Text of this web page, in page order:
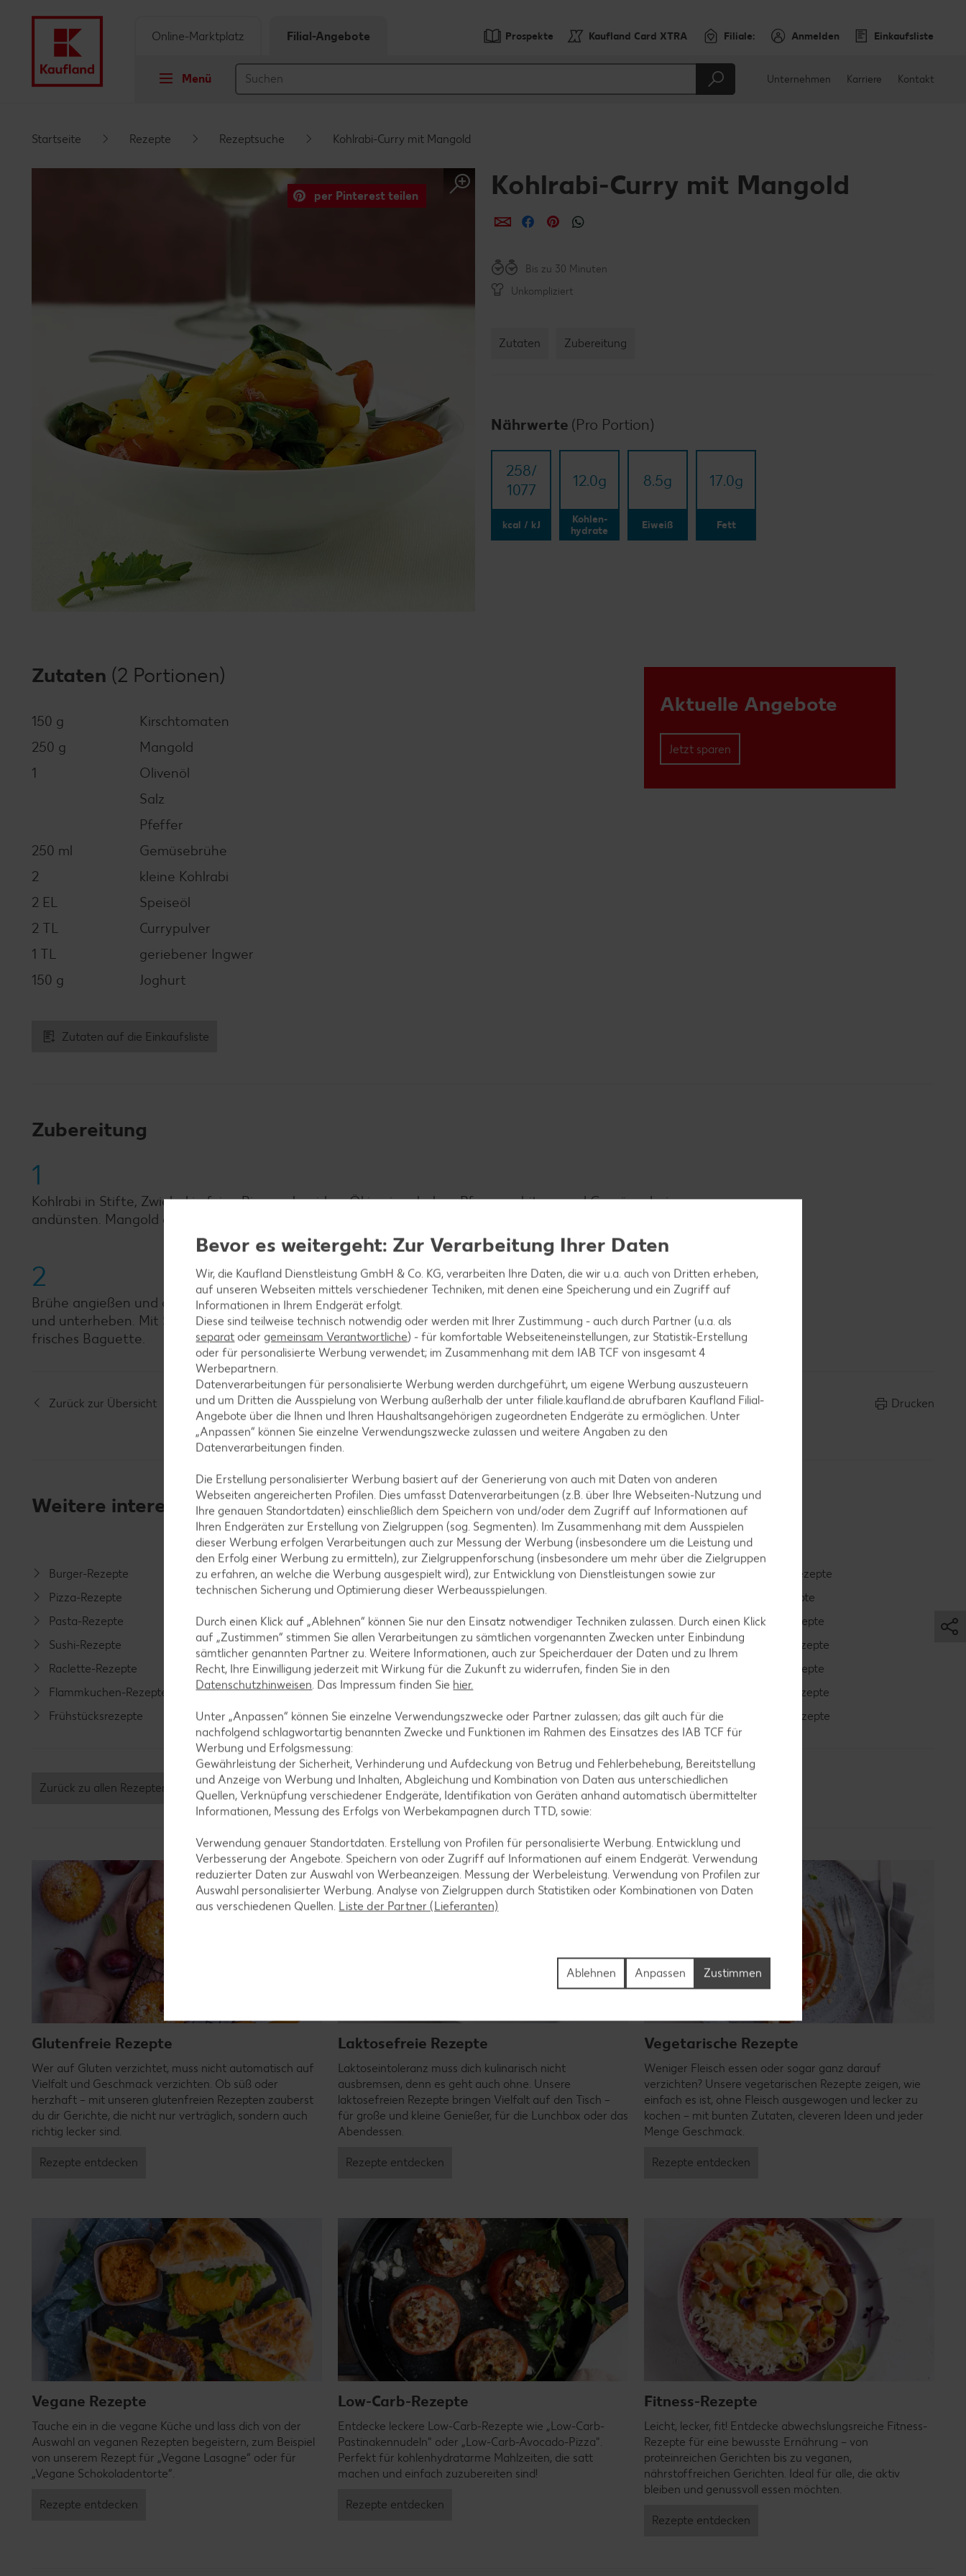
Prospekte Kaufland Card XTRA Filiale: Anmelden Einkaufsliste
Menü
Online-Marktplatz Filial-Angebote
Unternehmen Karriere Kontakt
Startseite Rezepte Rezeptsuche Kohlrabi-Curry mit Mangold
per Pinterest teilen Kohlrabi-Curry mit Mangold
per E-Mail teilen
per Facebook teilen
per Pinterest teilen
Bis zu 30 Minuten
Unkompliziert
Zutaten Zubereitung
Nährwerte (Pro Portion)
258/​
1077
kcal / kJ
12.0g
Kohlen-
hydrate
8.5g
Eiweiß
17.0g
Fett
Aktuelle Angebote
Jetzt sparen
Zutaten (2 Portionen)
150 g
Kirschtomaten
250 g
Mangold
1
Olivenöl
Salz
Pfeffer
250 ml
Gemüsebrühe
2
kleine Kohlrabi
2 EL
Speiseöl
2 TL
Currypulver
1 TL
geriebener Ingwer
150 g
Joghurt
Zutaten auf die Einkaufsliste
Zubereitung
1
Kohlrabi in Stifte, Zwiebel in feine Ringe schneiden. Öl in einer hohen Pfanne erhitzen und Gemüse darin
andünsten. Mangold grob hacken, untermischen und mit Ingwer und Curry abschmecken.
2
Brühe angießen und alles bei schwacher Hitze ca. 8-10 Minuten zugedeckt garen. Kirschtomaten halbieren
und unterheben. Mit Salz und Pfeffer würzen und mit einem Klecks Joghurt servieren. Dazu schmeckt
frisches Baguette.
Zurück zur Übersicht Drucken
Weitere interessante Rezeptkategorien
Burger-Rezepte
Pizza-Rezepte
Pasta-Rezepte
Sushi-Rezepte
Raclette-Rezepte
Flammkuchen-Rezepte
Frühstücksrezepte
Salat-Rezepte
Spargel-Rezepte
Fleisch-Rezepte
Fisch-Rezepte
Geflügel-Rezepte
Lamm-Rezepte
Grill-Rezepte
Muffin-Rezepte
Apfelkuchen-Rezepte
Schokokuchen-Rezepte
Torten-Rezepte
Eis-Rezepte
Plätzchen-Rezepte
Smoothie-Rezepte
Bowle-Rezepte
Cocktail-Rezepte
Avocado-Rezepte
Erdbeer-Rezepte
Blaubeer-Rezepte
Bananen-Rezepte
Zurück zu allen Rezepten
Glutenfreie Rezepte
Wer auf Gluten verzichtet, muss nicht automatisch auf
Vielfalt und Geschmack verzichten. Ob süß oder
herzhaft – mit unseren glutenfreien Rezepten zauberst
du dir Gerichte, die nicht nur verträglich, sondern auch
richtig lecker sind.
Rezepte entdecken
Laktosefreie Rezepte
Laktoseintoleranz muss dich kulinarisch nicht
ausbremsen, denn es geht auch ohne. Unsere
laktosefreien Rezepte bringen Vielfalt auf den Tisch –
für große und kleine Genießer, für die Lunchbox oder das
Abendessen.
Rezepte entdecken
Vegetarische Rezepte
Weniger Fleisch essen oder sogar ganz darauf
verzichten? Unsere vegetarischen Rezepte zeigen, wie
einfach es ist, ohne Fleisch ausgewogen und lecker zu
kochen – mit bunten Zutaten, cleveren Ideen und jeder
Menge Geschmack.
Rezepte entdecken
Vegane Rezepte
Tauche ein in die vegane Küche und lass dich von der
Auswahl an veganen Rezepten begeistern, zum Beispiel
von unserem Rezept für „Vegane Lasagne“ oder für
„Vegane Schokoladentorte“.
Rezepte entdecken
Low-Carb-Rezepte
Entdecke leckere Low-Carb-Rezepte wie „Low-Carb-
Pastinakennudeln" oder „Low-Carb-Avocado-Pizza".
Perfekt für kohlenhydratarme Mahlzeiten, die satt
machen und einfach zuzubereiten sind!
Rezepte entdecken
Fitness-Rezepte
Leicht, lecker, fit! Entdecke abwechslungsreiche Fitness-
Rezepte für eine bewusste Ernährung – von
proteinreichen Gerichten bis zu veganen,
nährstoffreichen Gerichten. Ideal für alle, die aktiv
bleiben und genussvoll essen möchten.
Rezepte entdecken
Bevor es weitergeht: Zur Verarbeitung Ihrer Daten
Wir, die Kaufland Dienstleistung GmbH & Co. KG, verarbeiten Ihre Daten, die wir u.a. auch von Dritten erheben,
auf unseren Webseiten mittels verschiedener Techniken, mit denen eine Speicherung und ein Zugriff auf
Informationen in Ihrem Endgerät erfolgt.
Diese sind teilweise technisch notwendig oder werden mit Ihrer Zustimmung - auch durch Partner (u.a. als
separat oder gemeinsam Verantwortliche) - für komfortable Webseiteneinstellungen, zur Statistik-Erstellung
oder für personalisierte Werbung verwendet; im Zusammenhang mit dem IAB TCF von insgesamt4
Werbepartnern.
Datenverarbeitungen für personalisierte Werbung werden durchgeführt, um eigene Werbung auszusteuern
und um Dritten die Ausspielung von Werbung außerhalb der unter filiale.kaufland.de abrufbaren Kaufland Filial-
Angebote über die Ihnen und Ihren Haushaltsangehörigen zugeordneten Endgeräte zu ermöglichen. Unter
„Anpassen“ können Sie einzelne Verwendungszwecke zulassen und weitere Angaben zu den
Datenverarbeitungen finden.
Die Erstellung personalisierter Werbung basiert auf der Generierung von auch mit Daten von anderen
Webseiten angereicherten Profilen. Dies umfasst Datenverarbeitungen (z.B. über Ihre Webseiten-Nutzung und
Ihre genauen Standortdaten) einschließlich dem Speichern von und/oder dem Zugriff auf Informationen auf
Ihren Endgeräten zur Erstellung von Zielgruppen (sog. Segmenten). Im Zusammenhang mit dem Ausspielen
dieser Werbung erfolgen Verarbeitungen auch zur Messung der Werbung (insbesondere um die Leistung und
den Erfolg einer Werbung zu ermitteln), zur Zielgruppenforschung (insbesondere um mehr über die Zielgruppen
zu erfahren, an welche die Werbung ausgespielt wird), zur Entwicklung von Dienstleistungen sowie zur
technischen Sicherung und Optimierung dieser Werbeausspielungen.
Durch einen Klick auf „Ablehnen“ können Sie nur den Einsatz notwendiger Techniken zulassen. Durch einen Klick
auf „Zustimmen“ stimmen Sie allen Verarbeitungen zu sämtlichen vorgenannten Zwecken unter Einbindung
sämtlicher genannten Partner zu. Weitere Informationen, auch zur Speicherdauer der Daten und zu Ihrem
Recht, Ihre Einwilligung jederzeit mit Wirkung für die Zukunft zu widerrufen, finden Sie in den
Datenschutzhinweisen. Das Impressum finden Sie hier.
Unter „Anpassen“ können Sie einzelne Verwendungszwecke oder Partner zulassen; das gilt auch für die
nachfolgend schlagwortartig benannten Zwecke und Funktionen im Rahmen des Einsatzes des IAB TCF für
Werbung und Erfolgsmessung:
Gewährleistung der Sicherheit, Verhinderung und Aufdeckung von Betrug und Fehlerbehebung, Bereitstellung
und Anzeige von Werbung und Inhalten, Abgleichung und Kombination von Daten aus unterschiedlichen
Quellen, Verknüpfung verschiedener Endgeräte, Identifikation von Geräten anhand automatisch übermittelter
Informationen, Messung des Erfolgs von Werbekampagnen durch TTD, sowie:
Verwendung genauer Standortdaten. Erstellung von Profilen für personalisierte Werbung. Entwicklung und
Verbesserung der Angebote. Speichern von oder Zugriff auf Informationen auf einem Endgerät. Verwendung
reduzierter Daten zur Auswahl von Werbeanzeigen. Messung der Werbeleistung. Verwendung von Profilen zur
Auswahl personalisierter Werbung. Analyse von Zielgruppen durch Statistiken oder Kombinationen von Daten
aus verschiedenen Quellen. Liste der Partner (Lieferanten)
Zustimmen
Anpassen
Ablehnen